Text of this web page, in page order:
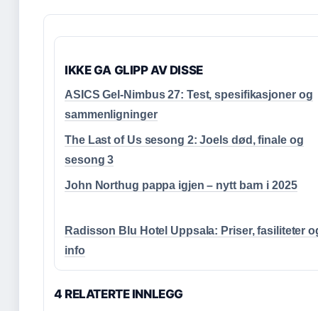
IKKE GA GLIPP AV DISSE
ASICS Gel-Nimbus 27: Test, spesifikasjoner og
sammenligninger
The Last of Us sesong 2: Joels død, finale og
sesong 3
John Northug pappa igjen – nytt barn i 2025
Radisson Blu Hotel Uppsala: Priser, fasiliteter
info
4 RELATERTE INNLEGG